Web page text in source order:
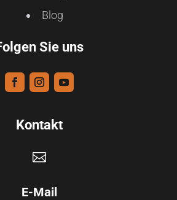
Blog
Sie uns
Kontakt

E-Mail